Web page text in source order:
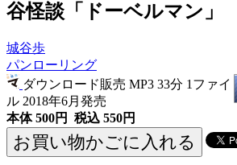
谷怪談「ドーベルマン」
城谷歩
パンローリング
ダウンロード販売 MP3 33分 1ファイ
ル 2018年6月発売
本体 500円 税込 550円